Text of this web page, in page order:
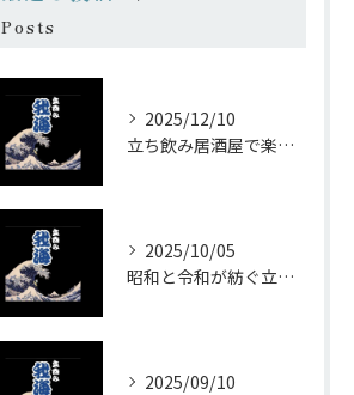
Posts
2025/12/10
立ち飲み居酒屋で楽しむ昭和の懐かし空間と多彩なお酒
2025/10/05
昭和と令和が紡ぐ立ち飲みの味わい
2025/09/10